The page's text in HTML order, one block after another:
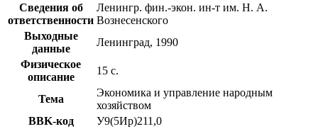
Сведения об
ответственности
Ленингр. фин.-экон. ин-т им. Н. А.
Вознесенского
Выходные
данные
Ленинград, 1990
Физическое
описание
15 с.
Тема
Экономика и управление народным
хозяйством
BBK-код
У9(5Ир)211,0